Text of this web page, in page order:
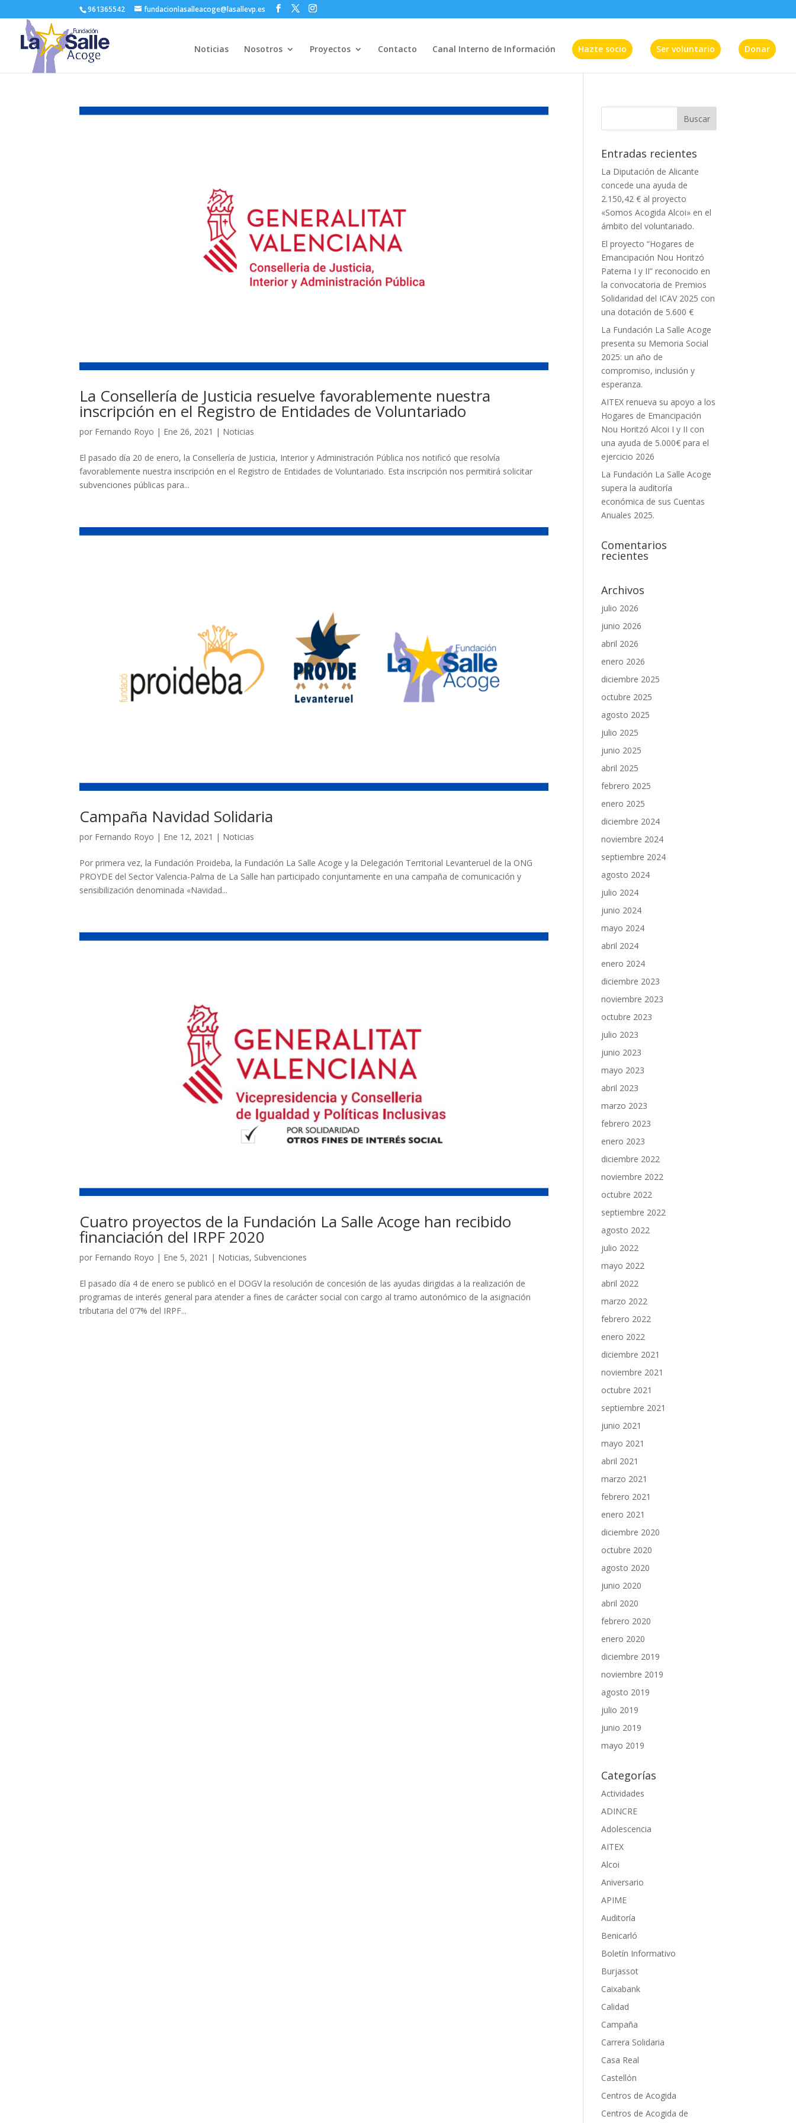
961365542 fundacionlasalleacoge@lasallevp.es
Noticias Nosotros Proyectos Contacto Canal Interno de Información Hazte socio Ser voluntario Donar
La Consellería de Justicia resuelve favorablemente nuestra
inscripción en el Registro de Entidades de Voluntariado
por Fernando Royo | Ene 26, 2021 | Noticias
El pasado día 20 de enero, la Consellería de Justicia, Interior y Administración Pública nos notificó que resolvía
favorablemente nuestra inscripción en el Registro de Entidades de Voluntariado. Esta inscripción nos permitirá solicitar
subvenciones públicas para...
Campaña Navidad Solidaria
por Fernando Royo | Ene 12, 2021 | Noticias
Por primera vez, la Fundación Proideba, la Fundación La Salle Acoge y la Delegación Territorial Levanteruel de la ONG
PROYDE del Sector Valencia-Palma de La Salle han participado conjuntamente en una campaña de comunicación y
sensibilización denominada «Navidad...
Cuatro proyectos de la Fundación La Salle Acoge han recibido
financiación del IRPF 2020
por Fernando Royo | Ene 5, 2021 | Noticias, Subvenciones
El pasado día 4 de enero se publicó en el DOGV la resolución de concesión de las ayudas dirigidas a la realización de
programas de interés general para atender a fines de carácter social con cargo al tramo autonómico de la asignación
tributaria del 0’7% del IRPF...
Entradas recientes
La Diputación de Alicante
concede una ayuda de
2.150,42 € al proyecto
«Somos Acogida Alcoi» en el
ámbito del voluntariado.
El proyecto “Hogares de
Emancipación Nou Horitzó
Paterna I y II” reconocido en
la convocatoria de Premios
Solidaridad del ICAV 2025 con
una dotación de 5.600 €
La Fundación La Salle Acoge
presenta su Memoria Social
2025: un año de
compromiso, inclusión y
esperanza.
AITEX renueva su apoyo a los
Hogares de Emancipación
Nou Horitzó Alcoi I y II con
una ayuda de 5.000€ para el
ejercicio 2026
La Fundación La Salle Acoge
supera la auditoría
económica de sus Cuentas
Anuales 2025.
Comentarios
recientes
Archivos
julio 2026
junio 2026
abril 2026
enero 2026
diciembre 2025
octubre 2025
agosto 2025
julio 2025
junio 2025
abril 2025
febrero 2025
enero 2025
diciembre 2024
noviembre 2024
septiembre 2024
agosto 2024
julio 2024
junio 2024
mayo 2024
abril 2024
enero 2024
diciembre 2023
noviembre 2023
octubre 2023
julio 2023
junio 2023
mayo 2023
abril 2023
marzo 2023
febrero 2023
enero 2023
diciembre 2022
noviembre 2022
octubre 2022
septiembre 2022
agosto 2022
julio 2022
mayo 2022
abril 2022
marzo 2022
febrero 2022
enero 2022
diciembre 2021
noviembre 2021
octubre 2021
septiembre 2021
junio 2021
mayo 2021
abril 2021
marzo 2021
febrero 2021
enero 2021
diciembre 2020
octubre 2020
agosto 2020
junio 2020
abril 2020
febrero 2020
enero 2020
diciembre 2019
noviembre 2019
agosto 2019
julio 2019
junio 2019
mayo 2019
Categorías
Actividades
ADINCRE
Adolescencia
AITEX
Alcoi
Aniversario
APIME
Auditoría
Benicarló
Boletín Informativo
Burjassot
Caixabank
Calidad
Campaña
Carrera Solidaria
Casa Real
Castellón
Centros de Acogida
Centros de Acogida de